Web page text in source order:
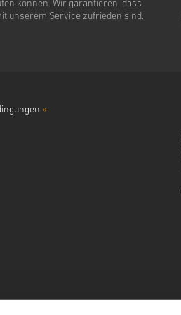
können. Wir garantieren, dass
unserem Service zufrieden sind.
»